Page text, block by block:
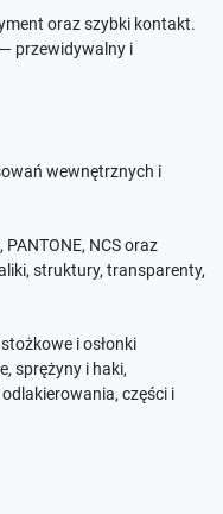
oraz szybki kontakt.
przewidywalny i
wewnętrznych i
NCS oraz
struktury, transparenty,
i osłonki
sprężyny i haki,
części i